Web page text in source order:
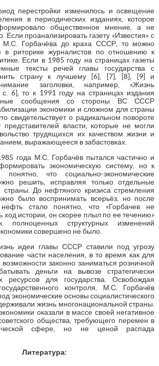
перестройки изменилось и освещение
в периодических изданиях, которое
общественное мнение, а не
Если проанализировать газету «Известия» с
М.С. Горбачёва до краха СССР, то можно
в риторике журналистов по отношению к
Если в 1985 году на страницах газеты
тексты речей главы государства с
страну к лучшему [6], [7], [8], [9] и
заголовки, например, «Жизнь
с. 6], то к 1991 году на страницах издания
сообщения со стороны ВС СССР
экономики и сложном для страны
свидетельствует о радикальном повороте
власти, которые не могли
трудящихся их качеством жизни и
выражающееся в забастовках.
года М.С. Горбачёв пытался частично и
экономическую систему, но к
что социально-экономические
решить, исправляя только отдельные
страны. До нефтяного кризиса стремления
было воспринимать всерьёз, но после
стало понятно, что «Горбачев не
ход истории, он скорее плыл по ее течению»
структурных изменений
совершено не было.
идеи главы СССР ставили под угрозу
части населения, в то время как для
возможности законно заниматься розничной
деньги на вывозе стратегически
ресурсов для государства. Освобождая
контроля, М.С. Горбачёв
экономические основы социалистического
жизнь многонациональной страны.
оказали в массе своей негативное
общества, требующего перемен в
сфере, но не ценой распада
Литература: